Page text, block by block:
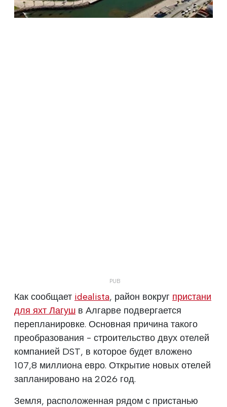
Как сообщает idealista, район вокруг пристани
для яхт Лагуш в Алгарве подвергается
перепланировке. Основная причина такого
преобразования - строительство двух отелей
компанией DST, в которое будет вложено
107,8 миллиона евро. Открытие новых отелей
запланировано на 2026 год.
Земля, расположенная рядом с пристанью